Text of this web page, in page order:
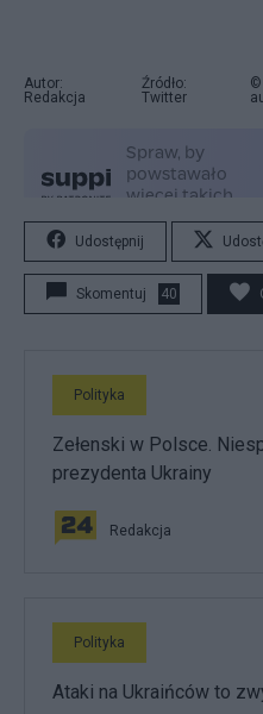
Autor:
Redakcja
Źródło:
Twitter
©
Udostępnij
Skomentuj 40
Polityka
Zełenski w Polsce.
prezydenta Ukrainy
Redakcja
Polityka
Ataki na Ukraińców to